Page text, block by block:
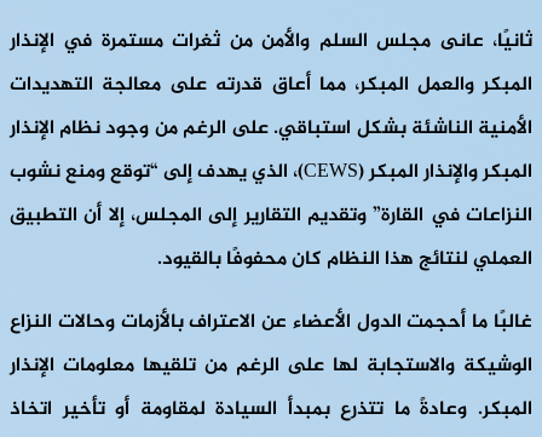
ثانيًا، عانى مجلس السلم والأمن من ثغرات مستمرة في الإنذار
المبكر والعمل المبكر، مما أعاق قدرته على معالجة التهديدات
الأمنية الناشئة بشكل استباقي. على الرغم من وجود نظام الإنذار
المبكر والإنذار المبكر (CEWS)، الذي يهدف إلى “توقع ومنع نشوب
النزاعات في القارة” وتقديم التقارير إلى المجلس، إلا أن التطبيق
العملي لنتائج هذا النظام كان محفوفًا بالقيود.
غالبًا ما أحجمت الدول الأعضاء عن الاعتراف بالأزمات وحالات النزاع
الوشيكة والاستجابة لها على الرغم من تلقيها معلومات الإنذار
المبكر. وعادةً ما تتذرع بمبدأ السيادة لمقاومة أو تأخير اتخاذ